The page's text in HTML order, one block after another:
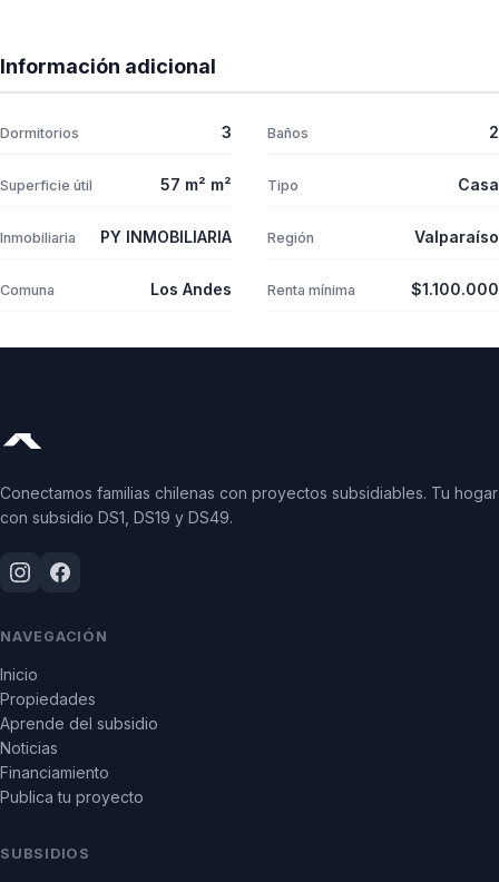
Información adicional
Dormitorios 3 Baños 2
Superficie útil 57 m² m² Tipo Casa
Inmobiliaria PY INMOBILIARIA Región Valparaíso
Comuna Los Andes Renta mínima $1.100.000
Conectamos familias chilenas con proyectos subsidiables. Tu hogar
con subsidio DS1, DS19 y DS49.
NAVEGACIÓN
Inicio
Propiedades
Aprende del subsidio
Noticias
Financiamiento
Publica tu proyecto
SUBSIDIOS